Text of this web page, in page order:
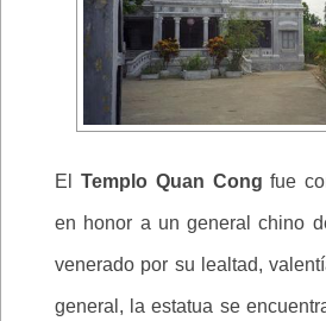
El Templo Quan Cong fue
en honor a un general chino
venerado por su lealtad,
general, la estatua se